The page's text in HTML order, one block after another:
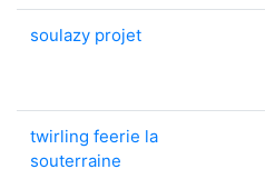
soulazy projet
twirling feerie la
souterraine